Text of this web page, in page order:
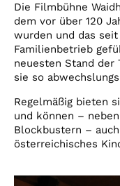
Die Filmbühne
dem vor über 120
wurden und das
Familienbetrieb
neuesten Stand der
sie so
Regelmäßig bieten
und können –
Blockbustern –
österreichisches